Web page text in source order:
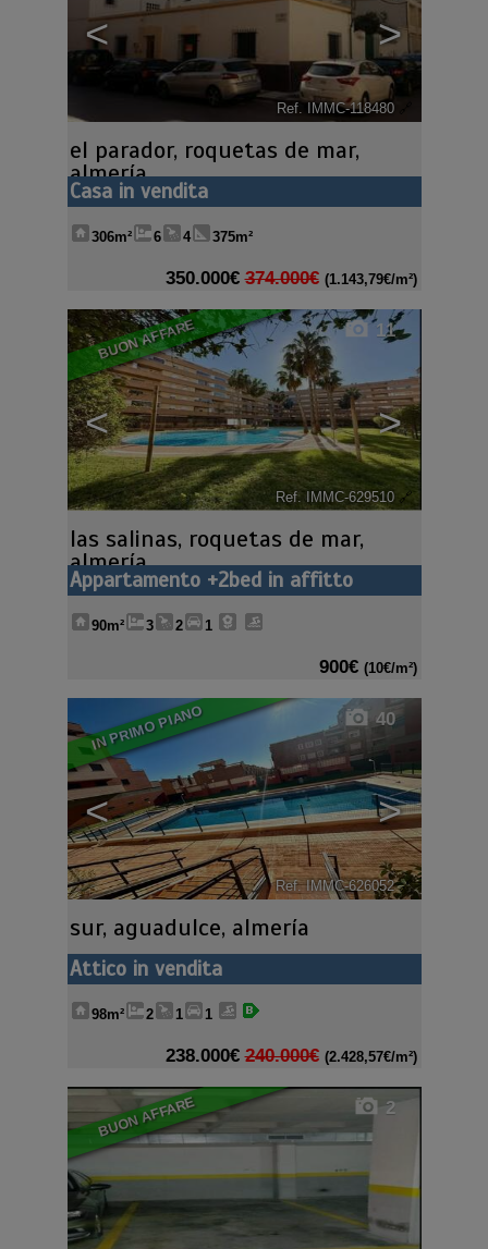
< >
Ref. IMMC-118480
el parador, roquetas de mar,
almería
Casa in vendita
306m² 6 4 375m²
350.000€ 374.000€ (1.143,79€/m²)
BUON AFFARE
< >
11
Ref. IMMC-629510 🔗
las salinas, roquetas de mar,
almería
Appartamento +2bed in affitto
90m² 3 2 1
900€ (10€/m²)
IN PRIMO PIANO
< >
40
Ref. IMMC-626052 🔗
sur, aguadulce, almería
Attico in vendita
98m² 2 1 1
238.000€ 240.000€ (2.428,57€/m²)
BUON AFFARE 2